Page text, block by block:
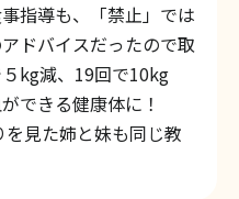
指導も、「禁止」では
ドバイスだったので取
kg減、19回で10kg
できる健康体に！
見た姉と妹も同じ教